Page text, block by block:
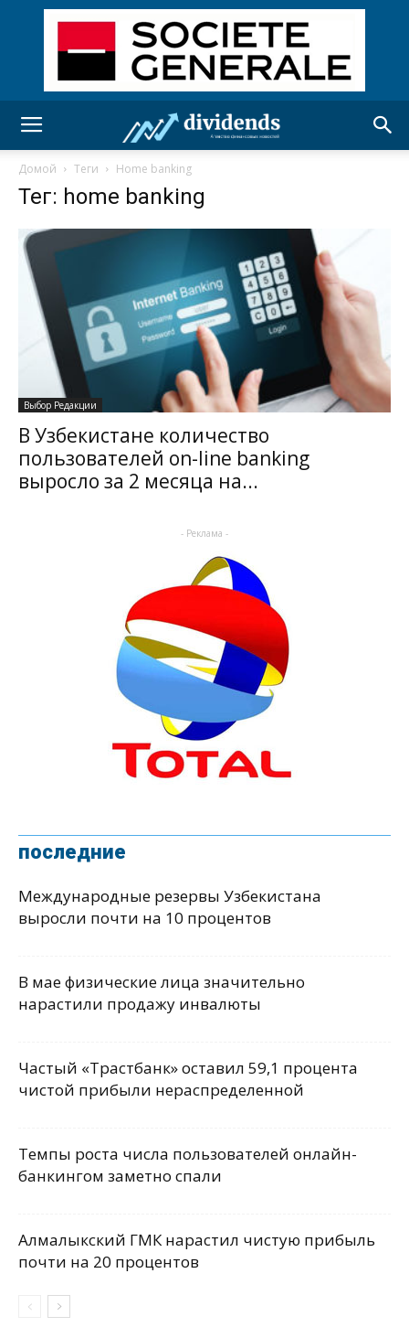
Домой Теги Home banking
Тег: home banking
Выбор Редакции
В Узбекистане количество
пользователей on-line banking
выросло за 2 месяца на...
- Реклама -
последние
Международные резервы Узбекистана
выросли почти на 10 процентов
В мае физические лица значительно
нарастили продажу инвалюты
Частый «Трастбанк» оставил 59,1 процента
чистой прибыли нераспределенной
Темпы роста числа пользователей онлайн-
банкингом заметно спали
Алмалыкский ГМК нарастил чистую прибыль
почти на 20 процентов